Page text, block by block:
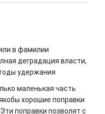
в фамилии
деградация власти,
удержания
маленькая часть
хорошие поправки
поправки позволят с